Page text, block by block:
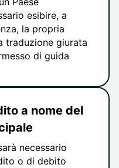
esibire, a
la propria
traduzione giurata
di guida
a nome del
necessario
o di debito